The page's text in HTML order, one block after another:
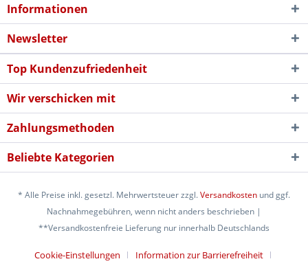
Informationen
Newsletter
Top Kundenzufriedenheit
Wir verschicken mit
Zahlungsmethoden
Beliebte Kategorien
* Alle Preise inkl. gesetzl. Mehrwertsteuer zzgl.Versandkosten und ggf.
Nachnahmegebühren, wenn nicht anders beschrieben |
**Versandkostenfreie Lieferung nur innerhalb Deutschlands
Cookie-Einstellungen
Information zur Barrierefreiheit